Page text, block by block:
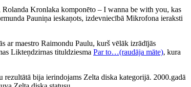
Rolanda Kronlaka komponēto – I wanna be with you, kas
Pauniņa ieskaņots, izdevniecībā Mikrofona ieraksti
ar maestro Raimondu Paulu, kurš vēlāk izrādījās
Likteņdzirnas tituldziesma Par to…(raudāja māte), kura
bija ierindojams Zelta diska kategorijā. 2000.gadā